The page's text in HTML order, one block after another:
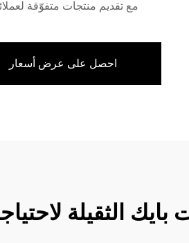
مع تقديم منتجات متفوّقة
احصل على عرض أسعار
بايك الثقيلة